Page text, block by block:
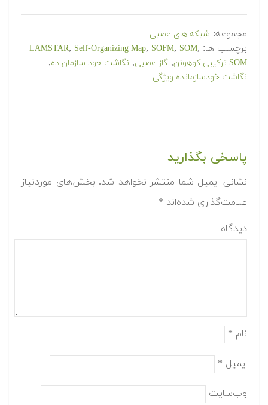
مجموعه: شبکه های عصبی
برچسب ها: LAMSTAR, Self-Organizing Map, SOFM, SOM,
SOM ترکیبی کوهونن , گاز عصبی, نگاشت خود سازمان ده,
نگاشت خودسازمانده ویژگی
پاسخی بگذارید
نشانی ایمیل شما منتشر نخواهد شد. بخش‌های موردنیاز
علامت‌گذاری شده‌اند *
دیدگاه
نام *
ایمیل *
وب‌سایت